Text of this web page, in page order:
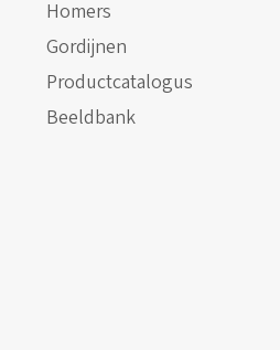
Homers
Gordijnen
Productcatalogus
Beeldbank